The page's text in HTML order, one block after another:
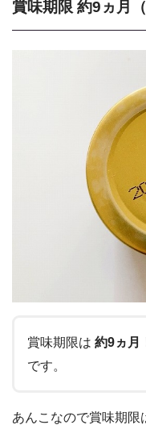
賞味期限 約9ヵ月（
賞味期限は 約9ヵ月
です。
あんこなので賞味期限